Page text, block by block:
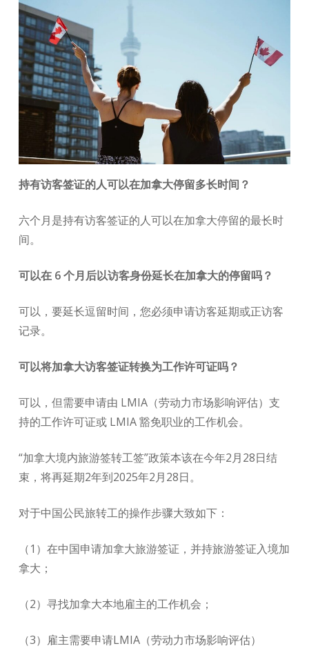
持有访客签证的人可以在加拿大停留多长时间？
六个月是持有访客签证的人可以在加拿大停留的最长时
间。
可以在 6 个月后以访客身份延长在加拿大的停留吗？
可以，要延长逗留时间，您必须申请访客延期或正访客
记录。
可以将加拿大访客签证转换为工作许可证吗？
可以，但需要申请由 LMIA（劳动力市场影响评估）支
持的工作许可证或 LMIA 豁免职业的工作机会。
“加拿大境内旅游签转工签”政策本该在今年2月28日结
束，将再延期2年到2025年2月28日。
对于中国公民旅转工的操作步骤大致如下：
（1）在中国申请加拿大旅游签证，并持旅游签证入境加
拿大；
（2）寻找加拿大本地雇主的工作机会；
（3）雇主需要申请LMIA（劳动力市场影响评估）